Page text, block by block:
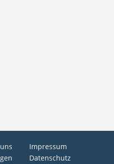
Impressum
Datenschutz